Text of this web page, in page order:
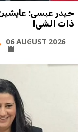
حيدر عيسى: عايشين
ذات الشي!
06 AUGUST 2026